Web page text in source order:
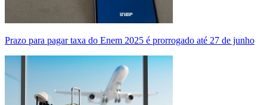
Prazo para pagar taxa do Enem 2025 é prorrogado até 27 de junho